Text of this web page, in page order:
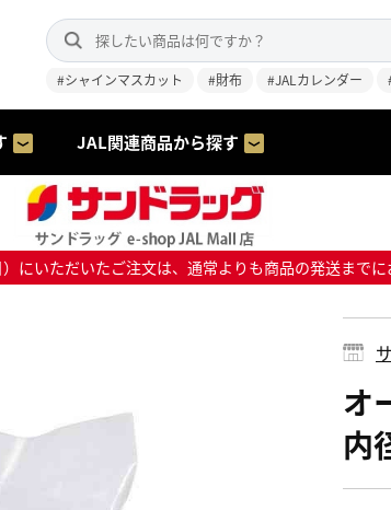
#シャインマスカット #財布 #JALカレンダー
JAL関連商品から探す
いただいたご注文は、通常よりも商品の発送まで
オ
内